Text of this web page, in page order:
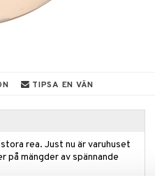
TIPSA EN VÄN
rea. Just nu är varuhuset
mängder av spännande